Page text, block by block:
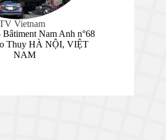
Vietnam
Bâtiment Nam Anh n°68
Thuy HÀ NỘI, VIỆT
NAM